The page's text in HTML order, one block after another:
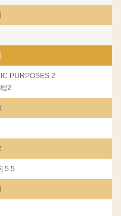
PURPOSES 2
2
5.5